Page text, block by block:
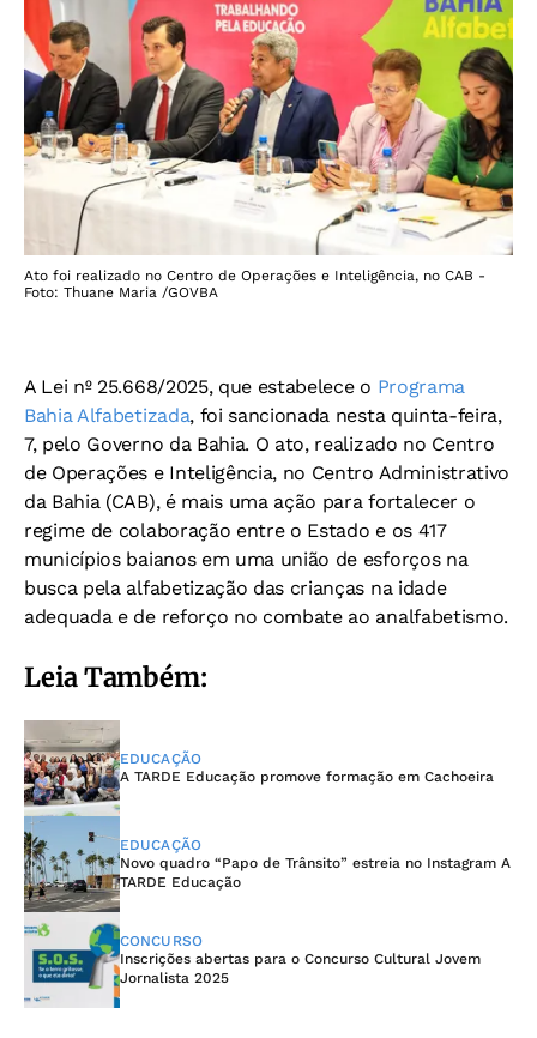
Ato foi realizado no Centro de Operações e Inteligência, no CAB -
Foto: Thuane Maria /GOVBA
A Lei nº 25.668/2025, que estabelece o Programa
Bahia Alfabetizada, foi sancionada nesta quinta-feira,
7, pelo Governo da Bahia. O ato, realizado no Centro
de Operações e Inteligência, no Centro Administrativo
da Bahia (CAB), é mais uma ação para fortalecer o
regime de colaboração entre o Estado e os 417
municípios baianos em uma união de esforços na
busca pela alfabetização das crianças na idade
adequada e de reforço no combate ao analfabetismo.
Leia Também:
EDUCAÇÃO
A TARDE Educação promove formação em Cachoeira
EDUCAÇÃO
Novo quadro “Papo de Trânsito” estreia no Instagram A
TARDE Educação
CONCURSO
Inscrições abertas para o Concurso Cultural Jovem
Jornalista 2025